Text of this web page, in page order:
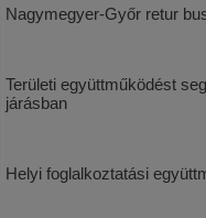
Nagymegyer-Győr retur
Területi együttműködést
járásban
Helyi foglalkoztatási